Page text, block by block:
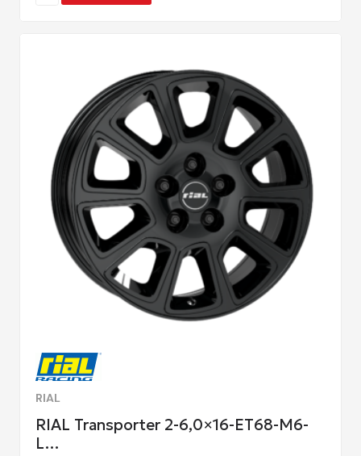
RIAL
RIAL Transporter 2-6,0×16-ET68-M6-
L…